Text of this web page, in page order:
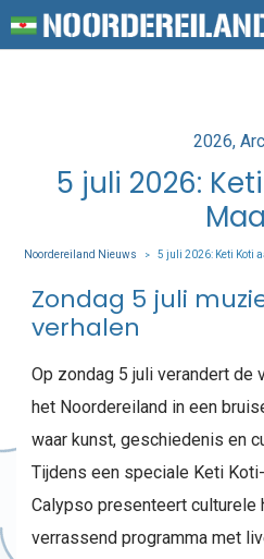
Posted
in
2026
5 juli 2026:
Noordereiland Nieuws > 5 juli 2026: Keti Koti
Zondag 5 juli
verhalen
Op zondag 5 juli verandert de
het Noordereiland in een
waar kunst, geschiedenis en
Tijdens een speciale Keti
Calypso presenteert culturele
verrassend programma met